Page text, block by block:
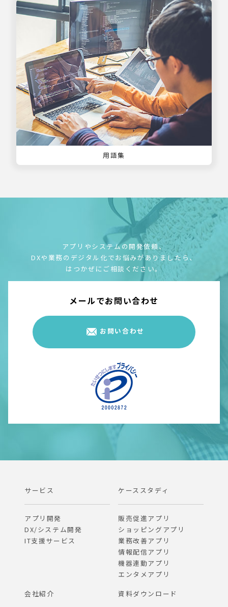
用語集
アプリやシステムの開発依頼、
DXや業務のデジタル化でお悩みがありましたら、
はつかぜにご相談ください。
メールでお問い合わせ
お問い合わせ
サービス
アプリ開発
DX/システム開発
IT支援サービス
ケーススタディ
販売促進アプリ
ショッピングアプリ
業務改善アプリ
情報配信アプリ
機器連動アプリ
エンタメアプリ
会社紹介
資料ダウンロード